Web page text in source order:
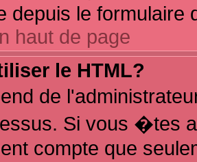
depuis le formulaire
haut de page
le HTML?
de
Si vous �tes
compte que